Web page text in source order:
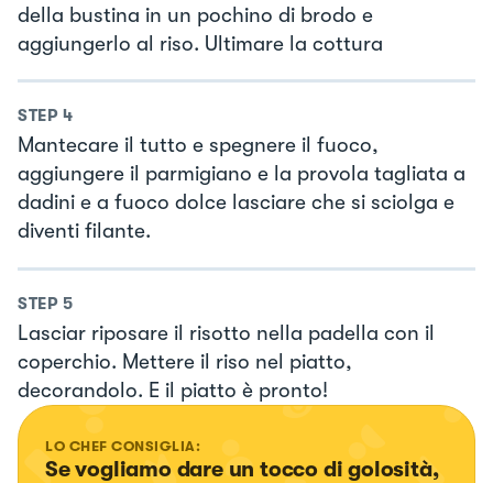
della bustina in un pochino di brodo e
aggiungerlo al riso. Ultimare la cottura
STEP 4
Mantecare il tutto e spegnere il fuoco,
aggiungere il parmigiano e la provola tagliata a
dadini e a fuoco dolce lasciare che si sciolga e
diventi filante.
STEP 5
Lasciar riposare il risotto nella padella con il
coperchio. Mettere il riso nel piatto,
decorandolo. E il piatto è pronto!
LO CHEF CONSIGLIA:
Se vogliamo dare un tocco di golosità,